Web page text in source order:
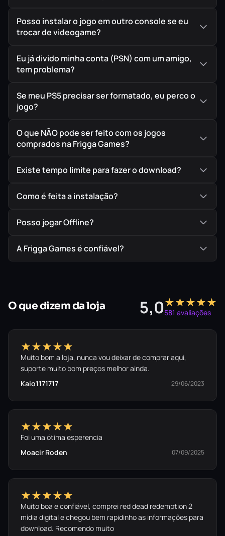
Posso instalar o jogo em outro console se eu
trocar de videogame?
Eu já divido minha conta (PSN) com um amigo,
tem problema?
Se meu PS5 precisar ser formatado, eu perco o
jogo?
O que NÃO pode ser feito com os jogos
comprados na Frigga Games?
Existe tempo limite para fazer o download?
Como é feita a instalação?
Posso jogar Offline?
A Frigga Games é confiável?
O que dizem da loja 5,0★★★★★
581 avaliações
★★★★★
Muito bom a loja, nunca vou deixar de comprar aqui,
suporte muito bom preços melhor ainda.
Kaio1171717
29/06/2023
★★★★★
Foi uma ótima esperencia
Moacir Roden
07/09/2025
★★★★★
Muito boa e confiável, comprei red dead redemption 2
mídia digital e chegou bem rapidinho as informações para
download. Recomendo muito